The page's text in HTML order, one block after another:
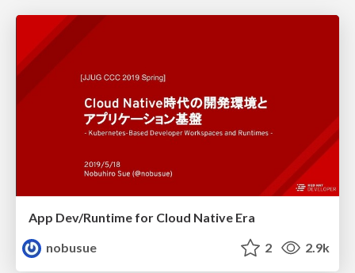
App Dev/Runtime for Cloud Native Era
nobusue
2 2.9k